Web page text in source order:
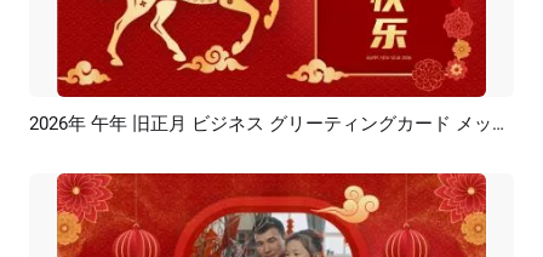
プレビュー カスタマイズ 2026年 午年 旧正月 ビジネス グリーティングカード メッセージ